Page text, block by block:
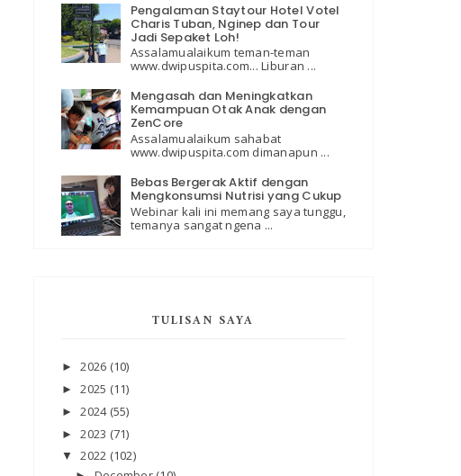
Pengalaman Staytour Hotel Votel
Charis Tuban, Nginep dan Tour
Jadi Sepaket Loh!
Assalamualaikum teman-teman
www.dwipuspita.com... Liburan ...
Mengasah dan Meningkatkan
Kemampuan Otak Anak dengan
ZenCore
Assalamualaikum sahabat
www.dwipuspita.com dimanapun ...
Bebas Bergerak Aktif dengan
Mengkonsumsi Nutrisi yang Cukup
Webinar kali ini memang saya tunggu,
temanya sangat ngena ...
TULISAN SAYA
►2026 (10)
►2025 (11)
►2024 (55)
►2023 (71)
▼2022 (102)